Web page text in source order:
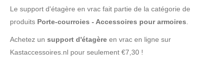
Le support d'étagère en vrac fait partie de la catégorie de
produits Porte-courroies - Accessoires pour armoires
Achetez un support d'étagère en vrac en ligne sur
Kastaccessoires.nl pour seulement €7,30 !